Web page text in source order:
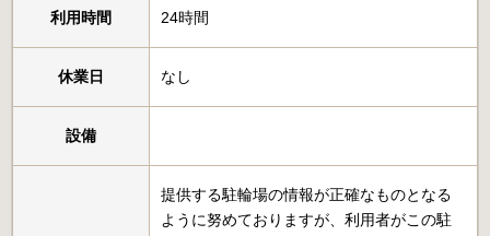
利用時間 24時間
休業日 なし
設備
提供する駐輪場の情報が正確なものとなる
ように努めておりますが、利用者がこの駐